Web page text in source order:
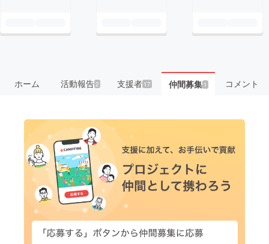
ホーム 活動報告2 支援者 17 仲間募集 1 コメント